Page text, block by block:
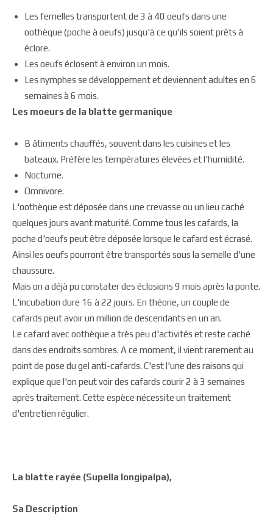
Les femelles transportent de 3 à 40 oeufs dans une
oothèque (poche à oeufs) jusqu'à ce qu'ils soient prêts à
éclore.
Les oeufs éclosent à environ un mois.
Les nymphes se développement et deviennent adultes en 6
semaines à 6 mois.
Les moeurs de la blatte germanique
B âtiments chauffés, souvent dans les cuisines et les
bateaux. Préfère les températures élevées et l'humidité.
Nocturne.
Omnivore.
L'oothèque est déposée dans une crevasse ou un lieu caché
quelques jours avant maturité. Comme tous les cafards, la
poche d'oeufs peut être déposée lorsque le cafard est écrasé.
Ainsi les oeufs pourront être transportés sous la semelle d'une
chaussure.
Mais on a déjà pu constater des éclosions 9 mois après la ponte.
L'incubation dure 16 à 22 jours. En théorie, un couple de
cafards peut avoir un million de descendants en un an.
Le cafard avec oothèque a très peu d'activités et reste caché
dans des endroits sombres. A ce moment, il vient rarement au
point de pose du gel anti-cafards. C'est l'une des raisons qui
explique que l'on peut voir des cafards courir 2 à 3 semaines
après traitement. Cette espèce nécessite un traitement
d'entretien régulier.
La blatte rayée (Supella longipalpa),
Sa Description